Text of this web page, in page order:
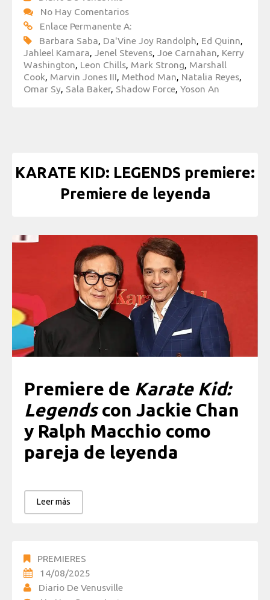
No Hay Comentarios
Enlace Permanente A:
Barbara Saba, Da'Vine Joy Randolph, Ed Quinn,
Jahleel Kamara, Jenel Stevens, Joe Carnahan, Kerry
Washington, Leon Chills, Mark Strong, Marshall
Cook, Marvin Jones III, Method Man, Natalia Reyes,
Omar Sy, Sala Baker, Shadow Force, Yoson An
KARATE KID: LEGENDS premiere:
Premiere de leyenda
Premiere de Karate Kid:
Legendscon Jackie Chan
y Ralph Macchio como
pareja de leyenda
Leer más
PREMIERES
14/08/2025
Diario De Venusville